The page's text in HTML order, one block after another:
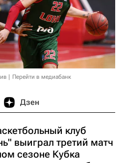
Перейти в медиабанк
Дзен
клуб
выиграл третий матч
сезоне Кубка